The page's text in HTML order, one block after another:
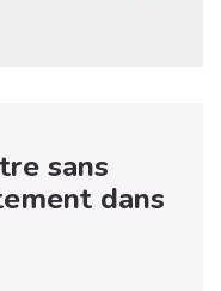
sans
dans